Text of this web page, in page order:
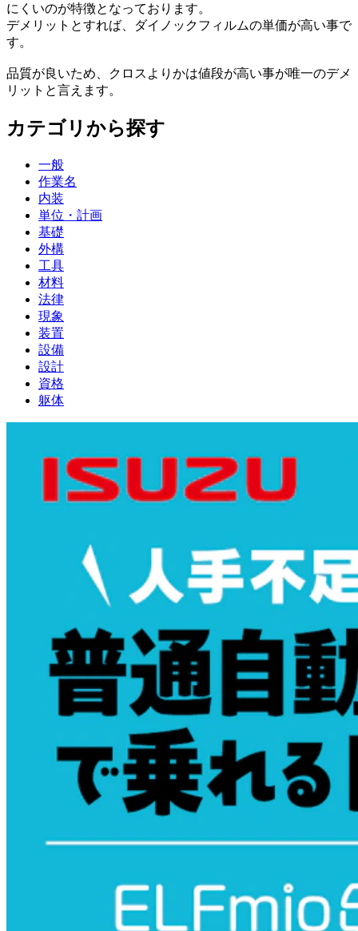
にくいのが特徴となっております。
デメリットとすれば、ダイノックフィルムの単価が高い事で
す。
品質が良いため、クロスよりかは値段が高い事が唯一のデメ
リットと言えます。
カテゴリから探す
一般
作業名
内装
単位・計画
基礎
外構
工具
材料
法律
現象
装置
設備
設計
資格
躯体